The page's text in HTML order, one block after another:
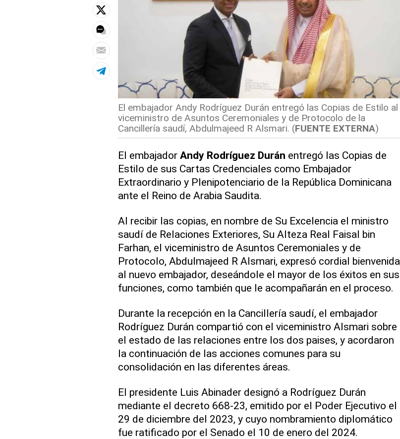
El embajador Andy Rodríguez Durán entregó las Copias de Estilo al
viceministro de Asuntos Ceremoniales y de Protocolo de la
Cancillería saudí, Abdulmajeed R Alsmari. (FUENTE EXTERNA)
El embajador Andy Rodríguez Durán entregó las Copias de
Estilo de sus Cartas Credenciales como Embajador
Extraordinario y Plenipotenciario de la República Dominicana
ante el Reino de Arabia Saudita.
Al recibir las copias, en nombre de Su Excelencia el ministro
saudí de Relaciones Exteriores, Su Alteza Real Faisal bin
Farhan, el viceministro de Asuntos Ceremoniales y de
Protocolo, Abdulmajeed R Alsmari, expresó cordial bienvenida
al nuevo embajador, deseándole el mayor de los éxitos en sus
funciones, como también que le acompañarán en el proceso.
Durante la recepción en la Cancillería saudí, el embajador
Rodríguez Durán compartió con el viceministro Alsmari sobre
el estado de las relaciones entre los dos paises, y acordaron
la continuación de las acciones comunes para su
consolidación en las diferentes áreas.
El presidente Luis Abinader designó a Rodríguez Durán
mediante el decreto 668-23, emitido por el Poder Ejecutivo el
29 de diciembre del 2023, y cuyo nombramiento diplomático
fue ratificado por el Senado el 10 de enero del 2024.